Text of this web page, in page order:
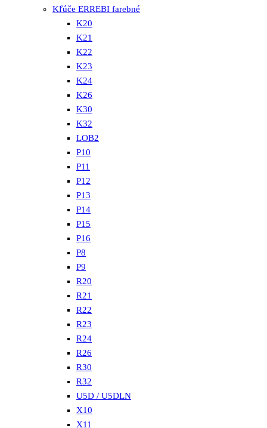
Kľúče ERREBI farebné
K20
K21
K22
K23
K24
K26
K30
K32
LOB2
P10
P11
P12
P13
P14
P15
P16
P8
P9
R20
R21
R22
R23
R24
R26
R30
R32
U5D / U5DLN
X10
X11